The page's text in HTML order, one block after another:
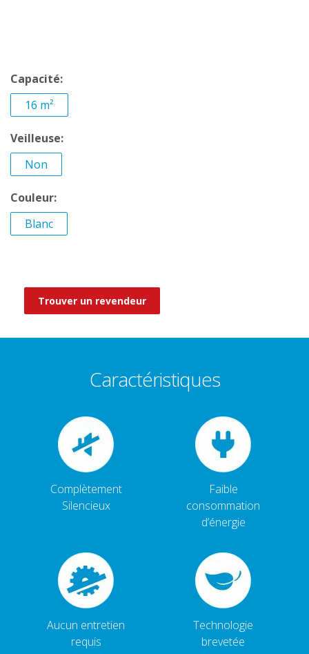
Capacité:
16 m²
Veilleuse:
Non
Couleur:
Blanc
Trouver un revendeur
Caractéristiques
Complètement
Silencieux
Faible
consommation
d’énergie
Aucun entretien
requis
Technologie
brevetée